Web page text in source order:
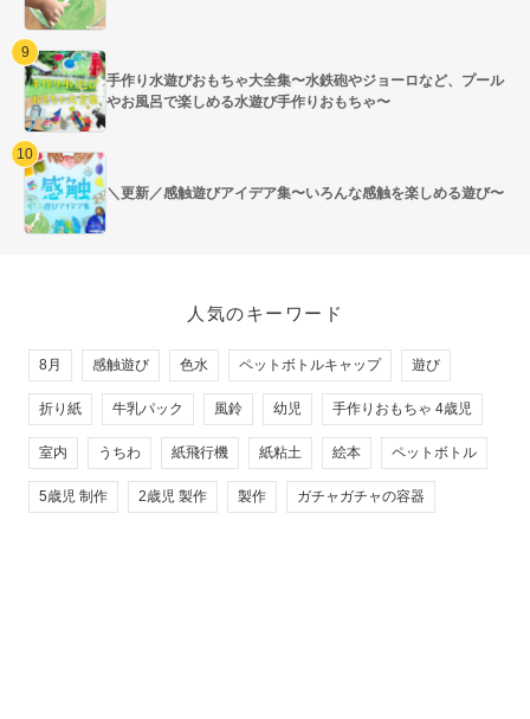
手作り水遊びおもちゃ大全集〜水鉄砲やジョーロなど、プール
やお風呂で楽しめる水遊び手作りおもちゃ〜
＼更新／感触遊びアイデア集〜いろんな感触を楽しめる遊び〜
人気のキーワード
8月 感触遊び 色水 ペットボトルキャップ 遊び
折り紙 牛乳パック 風鈴 幼児 手作りおもちゃ 4歳児
室内 うちわ 紙飛行機 紙粘土 絵本 ペットボトル
5歳児 制作 2歳児 製作 製作 ガチャガチャの容器